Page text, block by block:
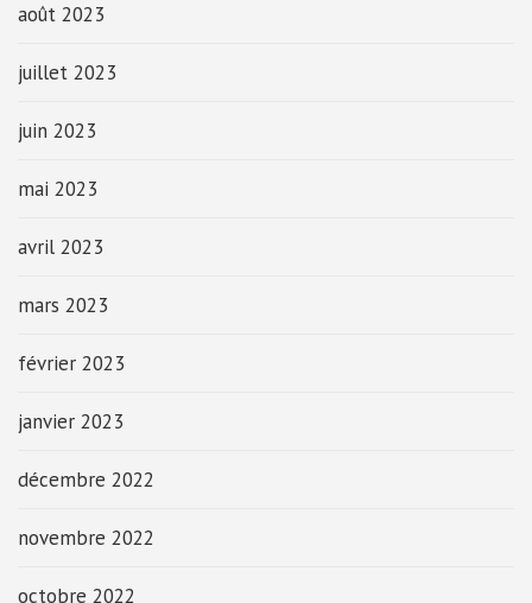
août 2023
juillet 2023
juin 2023
mai 2023
avril 2023
mars 2023
février 2023
janvier 2023
décembre 2022
novembre 2022
octobre 2022